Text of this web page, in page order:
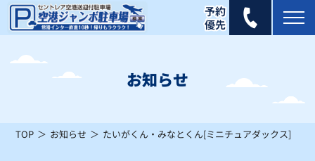
2026年 8月
日
1
×
2 3 4 5 6 7 8
お知らせ
TOP お知らせ たいがくん・みなとくん[ミニチュアダックス]